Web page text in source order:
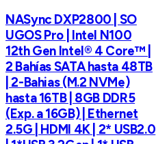
NASync DXP2800 | SO
UGOS Pro | Intel N100
12th Gen Intel® 4 Core™ |
2 Bahías SATA hasta 48TB
| 2-Bahias (M.2 NVMe)
hasta 16TB | 8GB DDR5
(Exp. a 16GB) | Ethernet
2.5G | HDMI 4K | 2* USB2.0